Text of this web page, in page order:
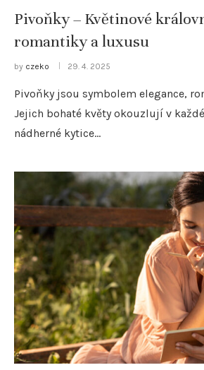
Pivoňky – Květinové
romantiky a luxusu
by czeko 29. 4. 2025
Pivoňky jsou symbolem elegance,
Jejich bohaté květy okouzlují v
nádherné kytice…